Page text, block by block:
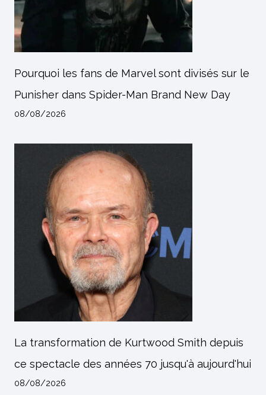
Pourquoi les fans de Marvel sont divisés sur le
Punisher dans Spider-Man Brand New Day
08/08/2026
La transformation de Kurtwood Smith depuis
ce spectacle des années 70 jusqu'à aujourd'hui
08/08/2026